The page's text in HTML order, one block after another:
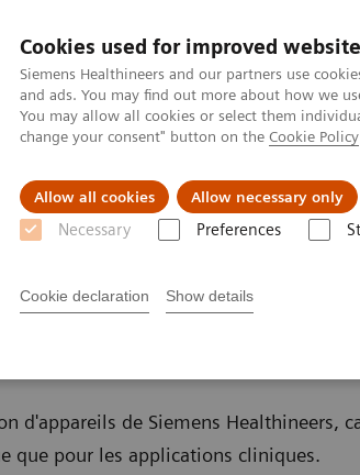
Cookies used for improved
Siemens Healthineers and our partners use
and ads. You may find out more about how we
You may allow all cookies or select them
change your consent" button on the Cookie Policy
Allow all cookies Allow necessary only
Necessary Preferences
Cookie declaration Show details
Spécialités cliniques
d'appareils de Siemens Healthineers,
que pour les applications cliniques.